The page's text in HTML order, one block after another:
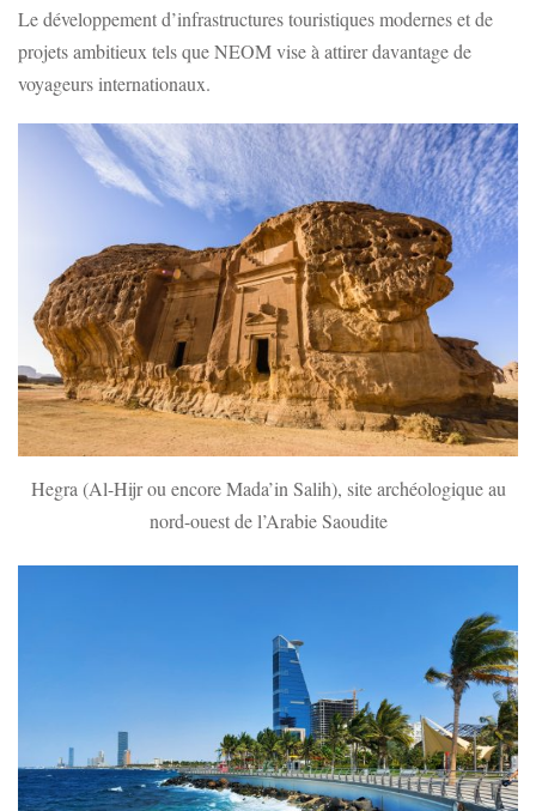
Le développement d’infrastructures touristiques modernes et de
projets ambitieux tels que NEOM vise à attirer davantage de
voyageurs internationaux.
Hegra (Al-Hijr ou encore Mada’in Salih), site archéologique au
nord-ouest de l’Arabie Saoudite